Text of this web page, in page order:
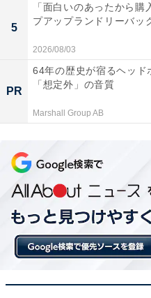
5
「面白いのあったから購
プアップランドリーバッ
2026/08/03
PR
64年の歴史が宿るヘッド
「想定外」の音質
Marshall Group AB